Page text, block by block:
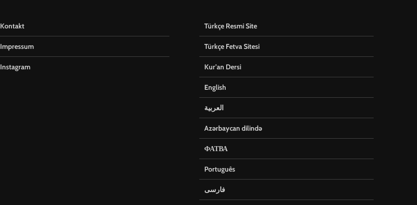
Kontakt
Impressum
Instagram
Türkçe Resmi Site
Türkçe Fetva Sitesi
Kur’an Dersi
English
العربية
Azərbaycan dilində
ФАТВА
Português
فارسی